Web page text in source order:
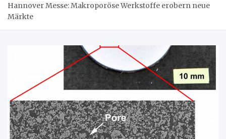
Hannover Messe: Makroporöse Werkstoffe erobern neue
Märkte